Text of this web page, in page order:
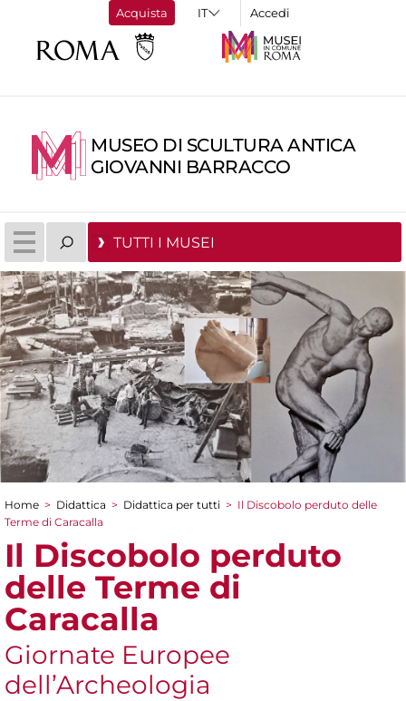
Acquista Accedi
MUSEO DI SCULTURA ANTICA
GIOVANNI BARRACCO
TUTTI I MUSEI
Tu sei qui
Home > Didattica > Didattica per tutti > Il Discobolo perduto delle
Terme di Caracalla
Il Discobolo perduto
delle Terme di
Caracalla
Giornate Europee
dell’Archeologia